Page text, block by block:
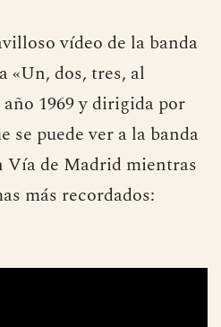
vídeo de la banda
«Un, dos, tres, al
1969 y dirigida por
se puede ver a la banda
Vía de Madrid mientras
más recordados: